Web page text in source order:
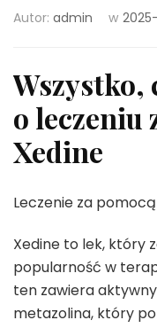
Autor: admin w
Wszystko,
o leczeniu
Xedine
Leczenie za
Xedine to lek, który
popularność w
ten zawiera
metazolina, który